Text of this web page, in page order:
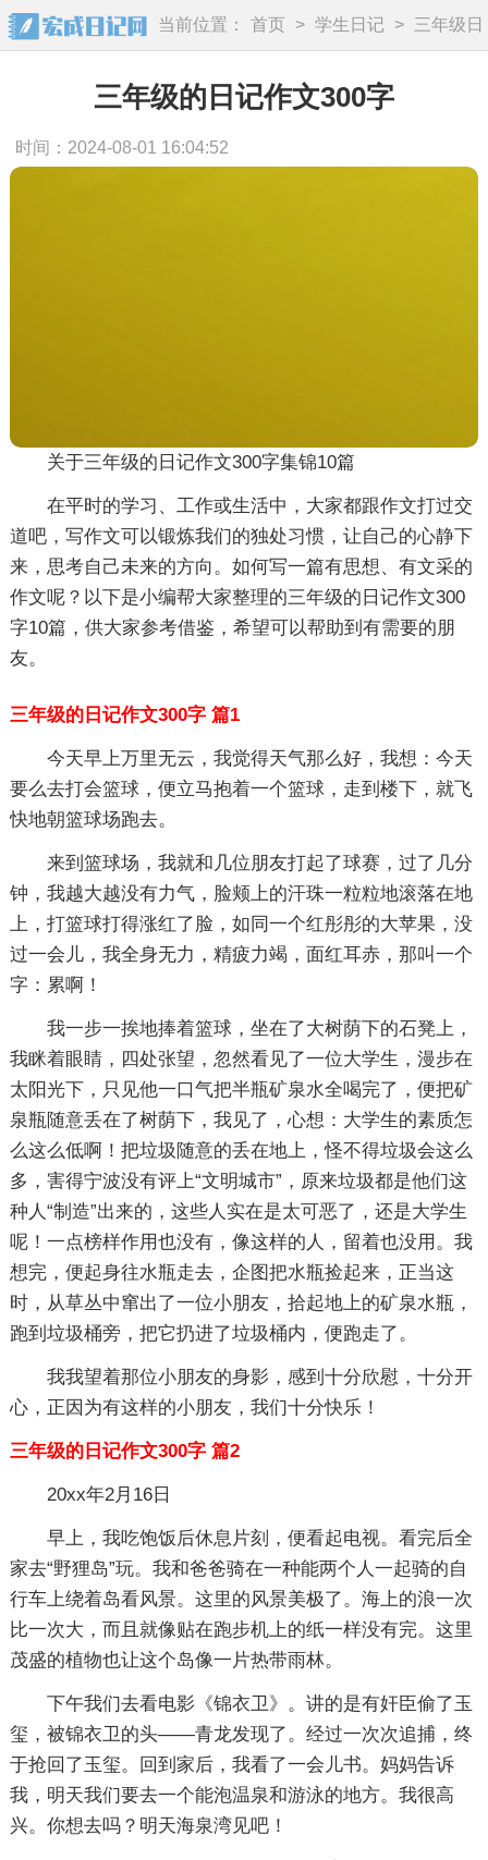
当前位置： 首页 > 学生日记 >
三年级日
记
三年级的日记作文300字
时间：2024-08-01 16:04:52
关于三年级的日记作文300字集锦10篇
在平时的学习、工作或生活中，大家都跟作文打过交
道吧，写作文可以锻炼我们的独处习惯，让自己的心静下
来，思考自己未来的方向。如何写一篇有思想、有文采的
作文呢？以下是小编帮大家整理的三年级的日记作文300
字10篇，供大家参考借鉴，希望可以帮助到有需要的朋
友。
三年级的日记作文300字 篇1
今天早上万里无云，我觉得天气那么好，我想：今天
要么去打会篮球，便立马抱着一个篮球，走到楼下，就飞
快地朝篮球场跑去。
来到篮球场，我就和几位朋友打起了球赛，过了几分
钟，我越大越没有力气，脸颊上的汗珠一粒粒地滚落在地
上，打篮球打得涨红了脸，如同一个红彤彤的大苹果，没
过一会儿，我全身无力，精疲力竭，面红耳赤，那叫一个
字：累啊！
我一步一挨地捧着篮球，坐在了大树荫下的石凳上，
我眯着眼睛，四处张望，忽然看见了一位大学生，漫步在
太阳光下，只见他一口气把半瓶矿泉水全喝完了，便把矿
泉瓶随意丢在了树荫下，我见了，心想：大学生的素质怎
么这么低啊！把垃圾随意的丢在地上，怪不得垃圾会这么
多，害得宁波没有评上“文明城市”，原来垃圾都是他们这
种人“制造”出来的，这些人实在是太可恶了，还是大学生
呢！一点榜样作用也没有，像这样的人，留着也没用。我
想完，便起身往水瓶走去，企图把水瓶捡起来，正当这
时，从草丛中窜出了一位小朋友，拾起地上的矿泉水瓶，
跑到垃圾桶旁，把它扔进了垃圾桶内，便跑走了。
我我望着那位小朋友的身影，感到十分欣慰，十分开
心，正因为有这样的小朋友，我们十分快乐！
三年级的日记作文300字 篇2
20xx年2月16日
早上，我吃饱饭后休息片刻，便看起电视。看完后全
家去“野狸岛”玩。我和爸爸骑在一种能两个人一起骑的自
行车上绕着岛看风景。这里的风景美极了。海上的浪一次
比一次大，而且就像贴在跑步机上的纸一样没有完。这里
茂盛的植物也让这个岛像一片热带雨林。
下午我们去看电影《锦衣卫》。讲的是有奸臣偷了玉
玺，被锦衣卫的头——青龙发现了。经过一次次追捕，终
于抢回了玉玺。回到家后，我看了一会儿书。妈妈告诉
我，明天我们要去一个能泡温泉和游泳的地方。我很高
兴。你想去吗？明天海泉湾见吧！